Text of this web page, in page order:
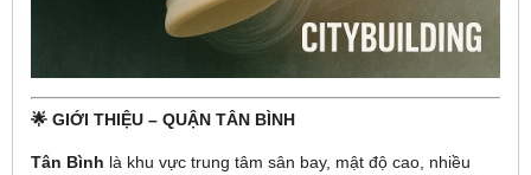
🌟 GIỚI THIỆU – QUẬN TÂN BÌNH
Tân Bình là khu vực trung tâm sân bay, mật độ cao, nhiều